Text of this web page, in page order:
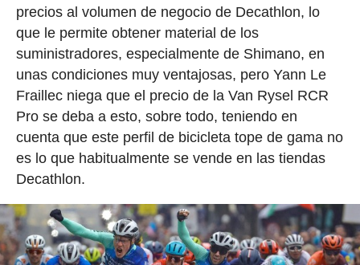
precios al volumen de negocio de Decathlon, lo
que le permite obtener material de los
suministradores, especialmente de Shimano, en
unas condiciones muy ventajosas, pero Yann Le
Fraillec niega que el precio de la Van Rysel RCR
Pro se deba a esto, sobre todo, teniendo en
cuenta que este perfil de bicicleta tope de gama no
es lo que habitualmente se vende en las tiendas
Decathlon.